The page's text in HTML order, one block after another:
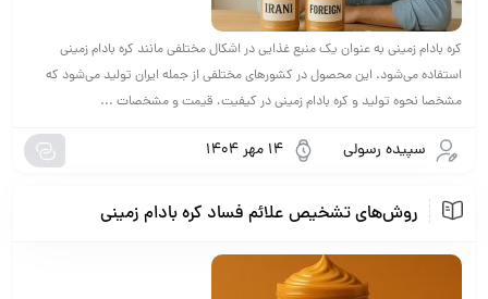
کره بادام زمینی به عنوان یک منبع غذایی در اشکال مختلفی مانند کره بادام زمینی
استفاده می‌شود. این محصول در کشورهای مختلفی از جمله ایران تولید می‌شود که
مشخصا نحوه تولید و کره بادام زمینی در کیفیت، قیمت و مشخصات ...
سپیده رسولی 14 مهر 1404
روش‌های تشخیص علائم فساد کره بادام زمینی